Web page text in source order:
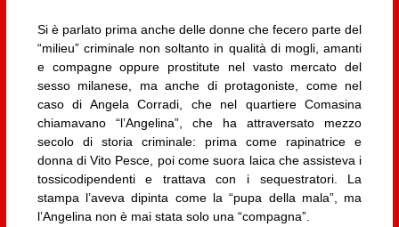
Si è parlato prima anche delle donne che fecero parte del
“milieu” criminale non soltanto in qualità di mogli, amanti
e compagne oppure prostitute nel vasto mercato del
sesso milanese, ma anche di protagoniste, come nel
caso di Angela Corradi, che nel quartiere Comasina
chiamavano “l’Angelina”, che ha attraversato mezzo
secolo di storia criminale: prima come rapinatrice e
donna di Vito Pesce, poi come suora laica che assisteva i
tossicodipendenti e trattava con i sequestratori. La
stampa l’aveva dipinta come la “pupa della mala”, ma
l’Angelina non è mai stata solo una “compagna”.